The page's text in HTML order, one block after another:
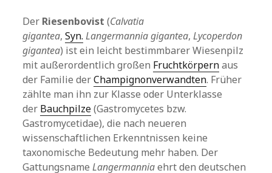
Der Riesenbovist (Calvatia
gigantea,Syn. Langermannia gigantea,Lycoperdon
gigantea) ist ein leicht bestimmbarer Wiesenpilz
mit außerordentlich großen Fruchtkörpernaus
der Familie derChampignonverwandten. Früher
zählte man ihn zur Klasse oder Unterklasse
der Bauchpilze(Gastromycetes bzw.
Gastromycetidae), die nach neueren
wissenschaftlichen Erkenntnissen keine
taxonomische Bedeutung mehr haben. Der
GattungsnameLangermanniaehrt den deutschen